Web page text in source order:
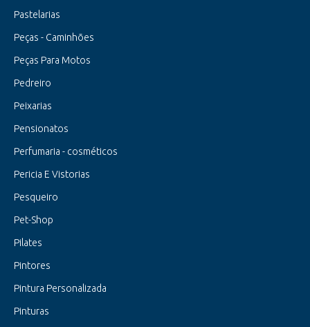
Pastelarias
Peças - Caminhões
Peças Para Motos
Pedreiro
Peixarias
Pensionatos
Perfumaria - cosméticos
Pericia E Vistorias
Pesqueiro
Pet-Shop
Pilates
Pintores
Pintura Personalizada
Pinturas